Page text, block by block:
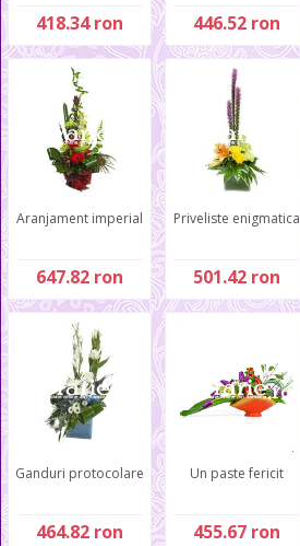
418.34 ron 446.52 ron
Aranjament imperial
647.82 ron
Priveliste enigmatica
501.42 ron
Ganduri protocolare
464.82 ron
Un paste fericit
455.67 ron